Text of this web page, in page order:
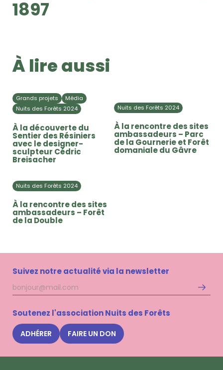
1897
À lire aussi
Grands projets
Média
Nuits des Forêts 2024
À la découverte du
Sentier des Résiniers
avec le designer-
sculpteur Cédric
Breisacher
Nuits des Forêts 2024
À la rencontre des sites
ambassadeurs – Parc
de la Gournerie et Forêt
domaniale du Gâvre
Nuits des Forêts 2024
À la rencontre des sites
ambassadeurs – Forêt
de la Double
Suivez notre actualité via la newsletter
Adresse
mail
Soutenez l'association Nuits des Forêts
ADHÉRER FAIRE UN DON